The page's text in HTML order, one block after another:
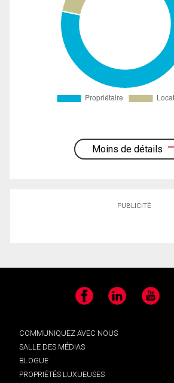
Moins de détails
PUBLICITÉ
Facebook LinkedIn YouTube
COMMUNIQUEZ AVEC NOUS
SALLE DES MÉDIAS
BLOGUE
PROPRIÉTÉS LUXUEUSES